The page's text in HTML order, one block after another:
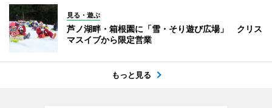
見る・遊ぶ
芦ノ湖畔・箱根園に「雪・そり遊び広場」 クリス
マスイブから限定営業
もっと見る